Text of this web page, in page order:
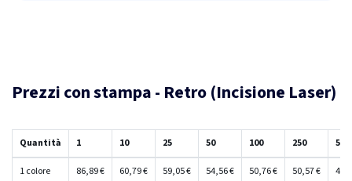
Prezzi con stampa - Retro (Incisione Laser)
Quantità 1 10 25 50 100 250 500
1 colore 86,89 € 60,79 € 59,05 € 54,56 € 50,76 € 50,57 €